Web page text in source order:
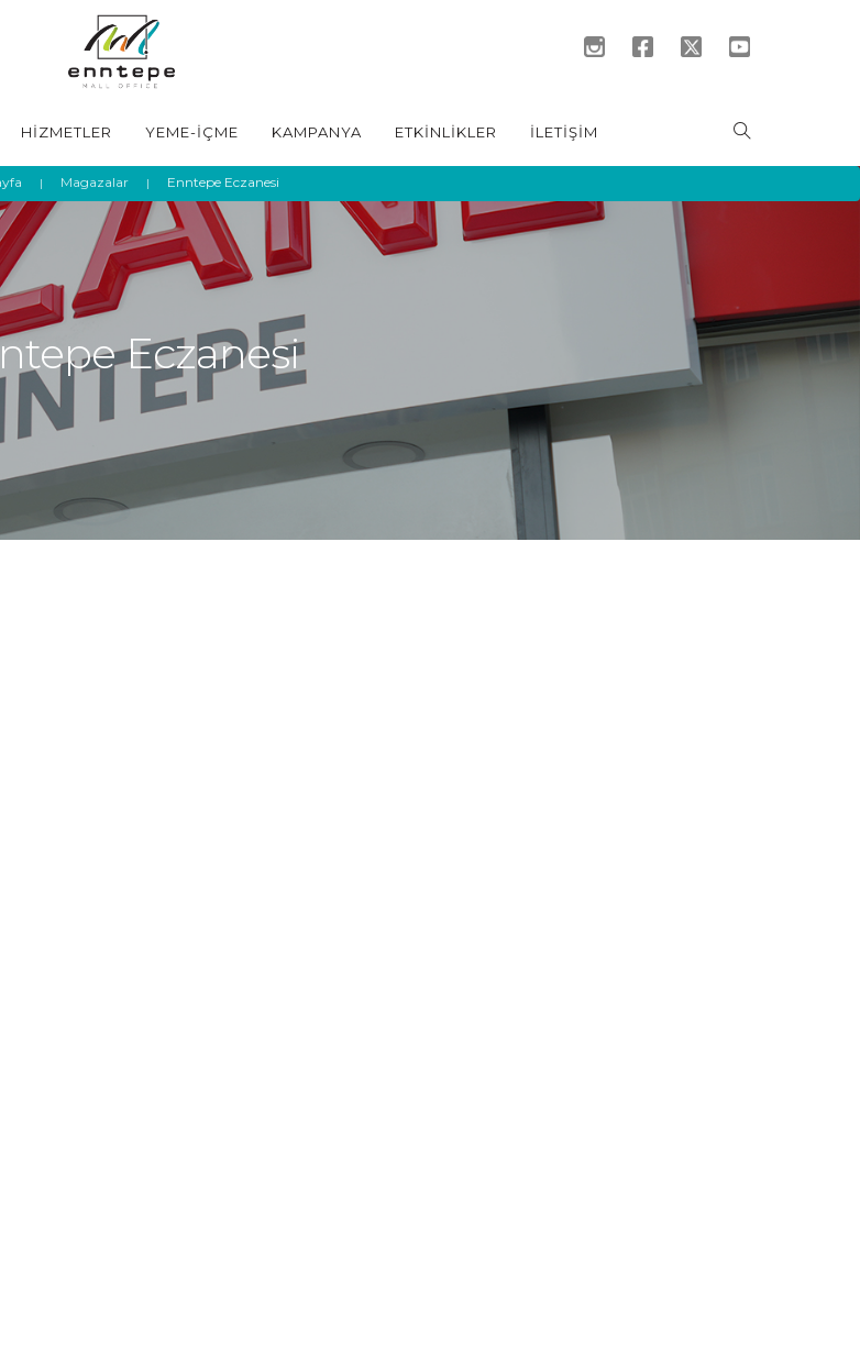
HİZMETLER YEME-İÇME KAMPANYA ETKİNLİKLER İLETİŞİM
Eczanesi
Magazalar Enntepe Eczanesi